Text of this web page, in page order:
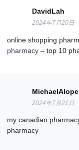
DavidLah
2024年7月20日
online shopping
pharmacy – top 10
MichaelAlope
2024年7月21日
my canadian
pharmacy